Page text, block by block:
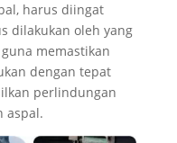
harus diingat
dilakukan oleh yang
memastikan
dengan tepat
perlindungan
aspal.